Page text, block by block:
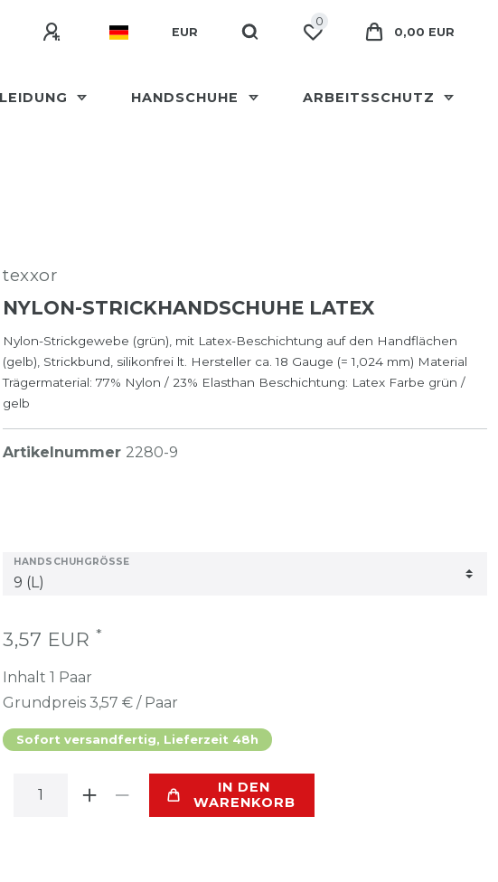
EUR
0
0,00 EUR
HANDSCHUHE ARBEITSSCHUTZ
texxor
NYLON-STRICKHANDSCHUHE LATEX
Nylon-Strickgewebe (grün), mit Latex-Beschichtung auf den Handflächen
(gelb), Strickbund, silikonfrei lt. Hersteller ca. 18 Gauge (= 1,024 mm) Material
Trägermaterial: 77% Nylon / 23% Elasthan Beschichtung: Latex Farbe grün /
gelb
Artikelnummer 2280-9
HANDSCHUHGRÖSSE
3,57 EUR *
Inhalt 1 Paar
Grundpreis 3,57 € / Paar
Sofort versandfertig, Lieferzeit 48h
IN DEN
WARENKORB